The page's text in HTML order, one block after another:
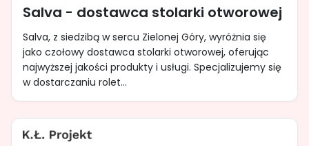
Salva - dostawca stolarki otworowej
Salva, z siedzibą w sercu Zielonej Góry, wyróżnia się
jako czołowy dostawca stolarki otworowej, oferując
najwyższej jakości produkty i usługi. Specjalizujemy się
w dostarczaniu rolet...